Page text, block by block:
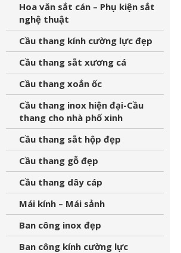
Hoa văn sắt cán – Phụ kiện sắt
nghệ thuật
Cầu thang kính cường lực đẹp
Cầu thang sắt xương cá
Cầu thang xoắn ốc
Cầu thang inox hiện đại-Cầu
thang cho nhà phố xinh
Cầu thang sắt hộp đẹp
Cầu thang gỗ đẹp
Cầu thang dây cáp
Mái kính – Mái sảnh
Ban công inox đẹp
Ban công kính cường lực